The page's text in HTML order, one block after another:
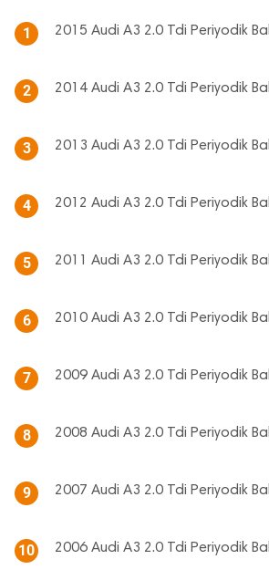
1 2015 Audi A3 2.0 Tdi Periyodik
2 2014 Audi A3 2.0 Tdi Periyodik
3 2013 Audi A3 2.0 Tdi Periyodik
4 2012 Audi A3 2.0 Tdi Periyodik
5 2011 Audi A3 2.0 Tdi Periyodik
6 2010 Audi A3 2.0 Tdi Periyodik
7 2009 Audi A3 2.0 Tdi Periyodik
8 2008 Audi A3 2.0 Tdi Periyodik
9 2007 Audi A3 2.0 Tdi Periyodik
10 2006 Audi A3 2.0 Tdi Periyodik